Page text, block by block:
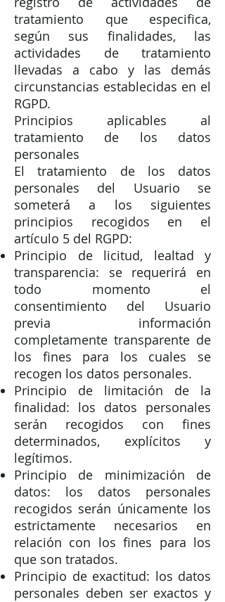
tratamiento que especifica,
según sus finalidades, las
actividades de tratamiento
llevadas a cabo y las demás
circunstancias establecidas en el
RGPD.
Principios aplicables al
tratamiento de los datos
personales
El tratamiento de los datos
personales del Usuario se
someterá a los siguientes
principios recogidos en el
artículo 5 del RGPD:
Principio de licitud, lealtad y
transparencia: se requerirá en
todo momento el
consentimiento del Usuario
previa información
completamente transparente de
los fines para los cuales se
recogen los datos personales.
Principio de limitación de la
finalidad: los datos personales
serán recogidos con fines
determinados, explícitos y
legítimos.
Principio de minimización de
datos: los datos personales
recogidos serán únicamente los
estrictamente necesarios en
relación con los fines para los
que son tratados.
Principio de exactitud: los datos
personales deben ser exactos y